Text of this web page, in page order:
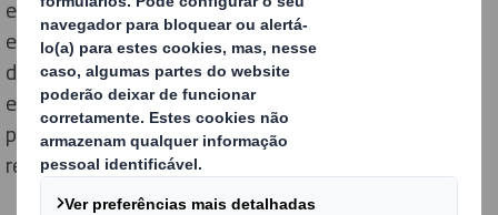
e separação em toda a Europa, realizada por 50
empresas em toda a cadeia de valor das embalagens,
destaca várias recomendações para melhorar a
eficiência. A aliança 4evergreen apoiou sistemas que
proporcionam uma separação adequada no ponto de
recolha.